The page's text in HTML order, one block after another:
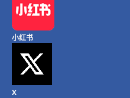
小红书
X